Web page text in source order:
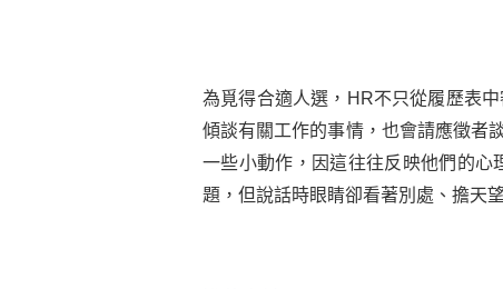
為覓得合適人選，HR不只從履歷表
傾談有關工作的事情，也會請應徵者
一些小動作，因這往往反映他們的心
題，但說話時眼睛卻看著別處、擔天